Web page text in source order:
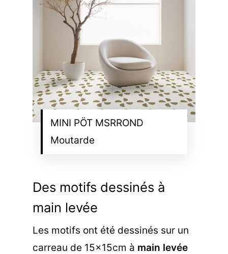
MINI PÖT MSRROND
Moutarde
Des motifs dessinés à
main levée
Les motifs ont été dessinés sur un
carreau de 15x15cm à main levée